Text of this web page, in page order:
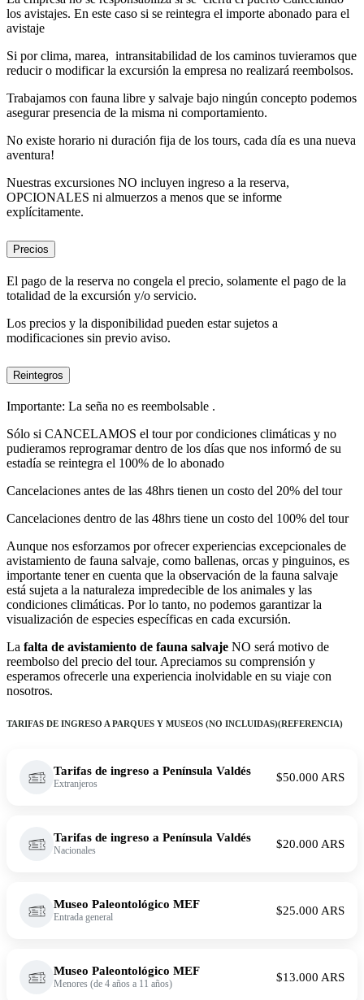
los avistajes. En este caso si se reintegra el importe abonado para el
avistaje
Si por clima, marea, intransitabilidad de los caminos tuvieramos que
reducir o modificar la excursión la empresa no realizará reembolsos.
Trabajamos con fauna libre y salvaje bajo ningún concepto podemos
asegurar presencia de la misma ni comportamiento.
No existe horario ni duración fija de los tours, cada día es una nueva
aventura!
Nuestras excursiones NO incluyen ingreso a la reserva,
OPCIONALES ni almuerzos a menos que se informe
explícitamente.
Precios
El pago de la reserva no congela el precio, solamente el pago de la
totalidad de la excursión y/o servicio.
Los precios y la disponibilidad pueden estar sujetos a
modificaciones sin previo aviso.
Reintegros
Importante: La seña no es reembolsable .
Sólo si CANCELAMOS el tour por condiciones climáticas y no
pudieramos reprogramar dentro de los días que nos informó de su
estadía se reintegra el 100% de lo abonado
Cancelaciones antes de las 48hrs tienen un costo del 20% del tour
Cancelaciones dentro de las 48hrs tiene un costo del 100% del tour
Aunque nos esforzamos por ofrecer experiencias excepcionales de
avistamiento de fauna salvaje, como ballenas, orcas y pinguinos, es
importante tener en cuenta que la observación de la fauna salvaje
está sujeta a la naturaleza impredecible de los animales y las
condiciones climáticas. Por lo tanto, no podemos garantizar la
visualización de especies específicas en cada excursión.
La falta de avistamiento de fauna salvaje NO será motivo de
reembolso del precio del tour. Apreciamos su comprensión y
esperamos ofrecerle una experiencia inolvidable en su viaje con
nosotros.
TARIFAS DE INGRESO A PARQUES Y MUSEOS (NO INCLUIDAS)(REFERENCIA)
Tarifas de ingreso a Península Valdés
Extranjeros
$50.000 ARS
Tarifas de ingreso a Península Valdés
Nacionales
$20.000 ARS
Museo Paleontológico MEF
Entrada general
$25.000 ARS
Museo Paleontológico MEF
Menores (de 4 años a 11 años)
$13.000 ARS